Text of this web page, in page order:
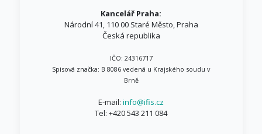
Kancelář Praha:
Národní 41, 110 00 Staré Město, Praha
Česká republika
IČO: 24316717
Spisová značka: B 8086 vedená u Krajského soudu v
Brně
E-mail: info@ifis.cz
Tel: +420 543 211 084